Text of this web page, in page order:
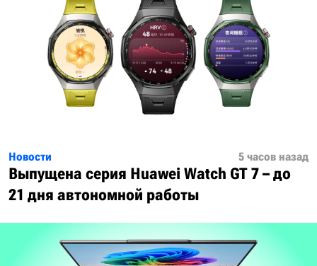
Новости 5 часов назад
Выпущена серия Huawei Watch GT 7 – до
21 дня автономной работы